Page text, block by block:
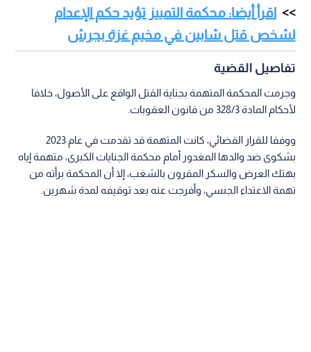
اقرأ أيضا: محكمة التمييز تؤيد حكم الإعدام
لشخص قتل شابين في مخيم غزة بجرش
تفاصيل القضية
وجرمت المحكمة المتهمة بجناية القتل الواقع على الأصول، خلافا
لأحكام المادة 328/3 من قانون العقوبات.
ووفقا للقرار القضائي، كانت المتهمة قد تقدمت في عام 2023
بشكوى ضد والدها المغدور أمام محكمة الجنايات الكبرى، متهمة إياه
بهتك العرض والسكر المقرون بالشغب، إلا أن المحكمة برأته من
تهمة الاعتداء الجنسي، وأفرجت عنه بعد توقيفه لمدة شهرين.